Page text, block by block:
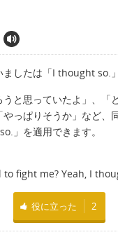
したは「I thought so.
うと思っていたよ」、「
やっぱりそうか」など、
」を適用できます。
fight me? Yeah, I
役に立った 2